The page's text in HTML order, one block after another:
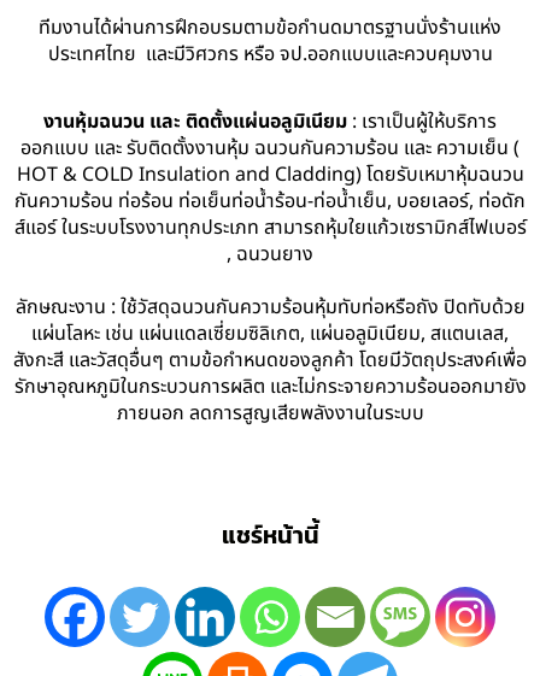
ทีมงานได้ผ่านการฝึกอบรมตามข้อกำนดมาตรฐานนั่งร้านแห่ง
ประเทศไทย และมีวิศวกร หรือ จป.ออกแบบและควบคุมงาน
งานหุ้มฉนวน และ ติดตั้งแผ่นอลูมิเนียม : เราเป็นผู้ให้บริการ
ออกแบบ และ รับติดตั้งงานหุ้ม ฉนวนกันความร้อน และ ความเย็น (
HOT & COLD Insulation and Cladding) โดยรับเหมาหุ้มฉนวน
กันความร้อน ท่อร้อน ท่อเย็นท่อน้ำร้อน-ท่อน้ำเย็น, บอยเลอร์, ท่อดัก
ส์แอร์ ในระบบโรงงานทุกประเภท สามารถหุ้มใยแก้วเซรามิกส์ไฟเบอร์
, ฉนวนยาง
ลักษณะงาน : ใช้วัสดุฉนวนกันความร้อนหุ้มทับท่อหรือถัง ปิดทับด้วย
แผ่นโลหะ เช่น แผ่นแดลเซี่ยมซิลิเกต, แผ่นอลูมิเนียม, สแตนเลส,
สังกะสี และวัสดุอื่นๆ ตามข้อกำหนดของลูกค้า โดยมีวัตถุประสงค์เพื่อ
รักษาอุณหภูมิในกระบวนการผลิต และไม่กระจายความร้อนออกมายัง
ภายนอก ลดการสูญเสียพลังงานในระบบ
แชร์หน้านี้